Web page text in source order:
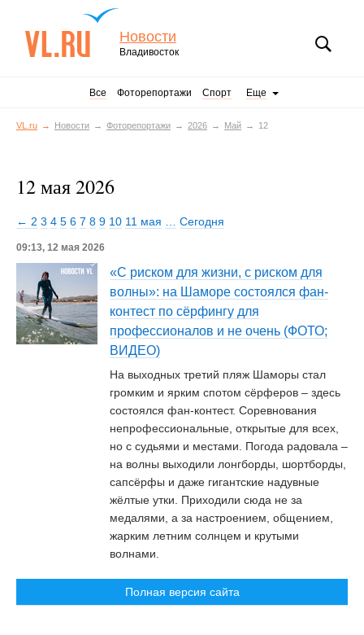
Новости
Владивосток
Все Фоторепортажи Спорт Еще
VL.ru Новости Фоторепортажи 2026 Май 12
12 мая 2026
← 2 3 4 5 6 7 8 9 10 11 мая Сегодня
09:13, 12 мая 2026
«С риском для жизни, с риском для
волны»: на Шаморе состоялся фан-
контест по сёрфингу для
профессионалов и не очень (ФОТО;
ВИДЕО)
На выходных третий пляж Шаморы стал
громким и ярким спотом сёрферов – здесь
состоялся фан-контест. Соревнования
непрофессиональные, открытые для всех,
но с судьями и местами. Погода радовала –
на волны выходили лонгборды, шортборды,
сапсёрфы и даже гигантские надувные
жёлтые утки. Приходили сюда не за
медалями, а за настроением, общением,
жарким летним солнцем и крутыми
волнами.
Полная версия сайта